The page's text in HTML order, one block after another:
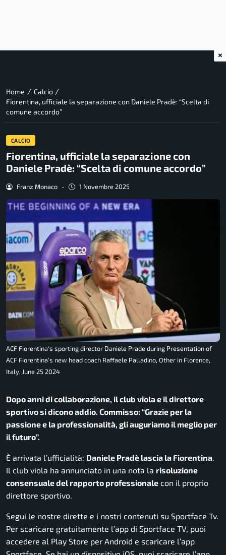
Home / Calcio /
Fiorentina, ufficiale la separazione con Daniele Pradè: “Scelta di
comune accordo”
CALCIO
Fiorentina, ufficiale la separazione con
Daniele Pradè: “Scelta di comune accordo”
Franz Monaco - 1 Novembre 2025
ACF Fiorentina's sporting director Daniele Prade during Presentation of
ACF Fiorentina's new head coach Raffaele Palladino, Other in Florence,
Italy, June 25 2024
Dopo anni di collaborazione, il club viola e il direttore
sportivo si dicono addio. Commisso: “Grazie per la
passione e la professionalità, gli auguriamo il meglio per
il futuro”.
È arrivata l’ufficialità: Daniele Pradè lascia la Fiorentina.
Il club viola ha annunciato in una nota la risoluzione
consensuale del rapporto professionale con il proprio
direttore sportivo.
Segui le nostre dirette e i nostri contenuti su Sportface Tv.
Per scaricare gratuitamente l’app di Sportface TV, puoi
accedere al Play Store per Android e scaricare l’app
×